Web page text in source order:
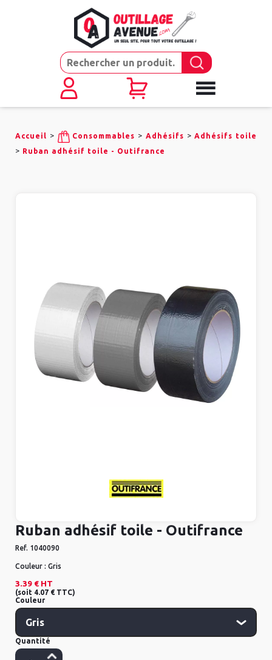
Accueil > Consommables > Adhésifs >Adhésifs toile
> Ruban adhésif toile - Outifrance
Ruban adhésif toile - Outifrance
Ref. 1040090
Couleur : Gris
3.39 € HT
(soit 4.07 € TTC)
Couleur
Quantité